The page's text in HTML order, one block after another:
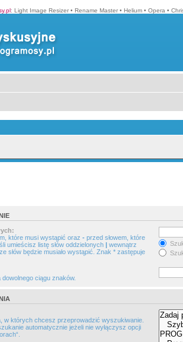
: Light Image Resizer • Rename Master • Helium • Opera •
które musi wystąpić oraz - przed słowem, które
umieścisz listę słów oddzielonych | wewnątrz
słów będzie musiało wystąpić. Znak * zastępuje
ciągu znaków.
w których chcesz przeprowadzić wyszukiwanie.
automatycznie jeżeli nie wyłączysz opcji